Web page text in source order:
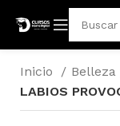
Inicio
Belleza
LABIOS